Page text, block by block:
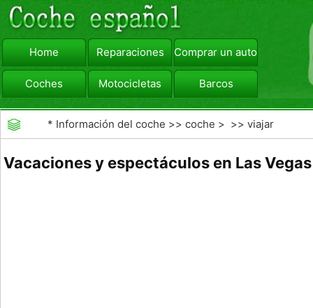
Home Reparaciones Comprar un automóvil
Coches Motocicletas Barcos
viajar Camiones
* Información del coche >>coche > >>viajar
Vacaciones y espectáculos en Las Vegas